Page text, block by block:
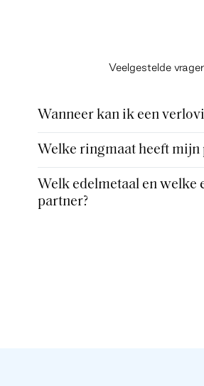
Veelgestelde
Wanneer kan ik een
Welke ringmaat heeft mijn
Welk edelmetaal en welke
partner?